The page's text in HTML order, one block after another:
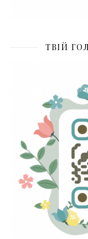
ТВІЙ